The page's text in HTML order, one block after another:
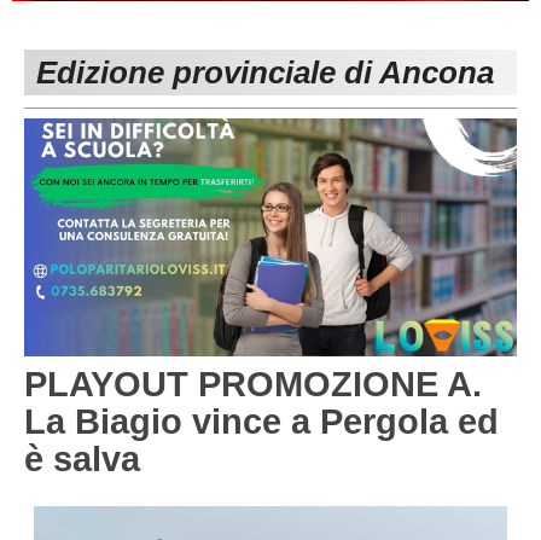
Carica la tua Rosa
1^ CATEGORIA
2^ CATEGORIA
3^ CATEGORIA
GIOVANILI
Edizione provinciale di Ancona
PLAYOUT PROMOZIONE A.
La Biagio vince a Pergola ed
è salva